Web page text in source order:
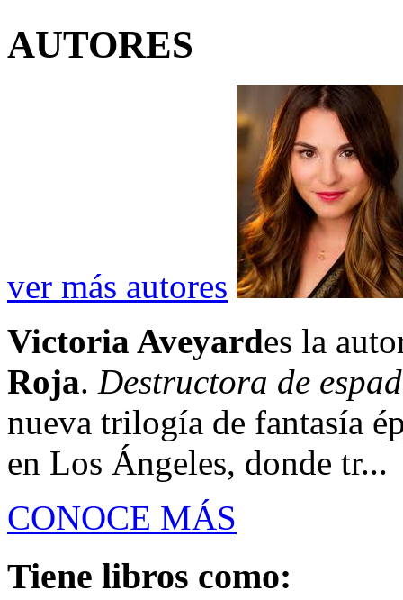
AUTORES
ver más autores
Victoria Aveyardes la
Roja. Destructora de
nueva trilogía de fantasía
en Los Ángeles, donde tr...
CONOCE MÁS
Tiene libros como: